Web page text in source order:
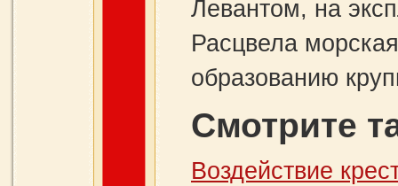
Левантом, на
Расцвела
образованию
Смотрите
Воздействие